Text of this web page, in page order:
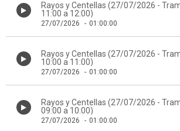
Rayos y Centellas (27/07/2026 -
11:00 a 12:00)
27/07/2026 - 01:00:00
Rayos y Centellas (27/07/2026 -
10:00 a 11:00)
27/07/2026 - 01:00:00
Rayos y Centellas (27/07/2026 -
09:00 a 10:00)
27/07/2026 - 01:00:00